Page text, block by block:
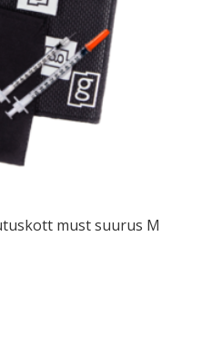
must suurus M